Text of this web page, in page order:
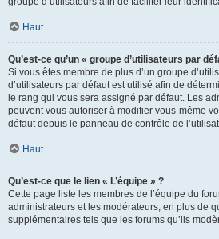
Haut
Qu’est-ce qu’un « groupe d’utilisateurs par
Si vous êtes membre de plus d’un groupe
d’utilisateurs par défaut est utilisé afin de
le rang qui vous sera assigné par défaut. Les
peuvent vous autoriser à modifier vous-même
défaut depuis le panneau de contrôle de
Haut
Qu’est-ce que le lien « L’équipe » ?
Cette page liste les membres de l’équipe du
administrateurs et les modérateurs, en plus de
supplémentaires tels que les forums qu’ils